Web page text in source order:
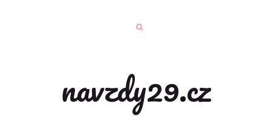
navzdy29.cz